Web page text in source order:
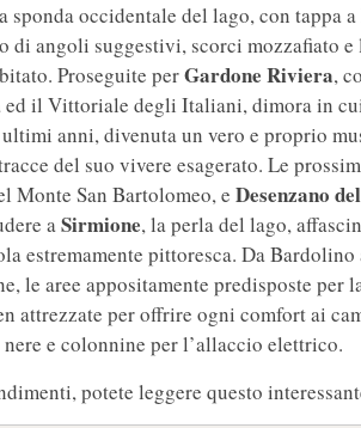
occidentale del lago, con tappa a
di angoli suggestivi, scorci mozzafiato
Proseguite perGardone Riviera,
il Vittoriale degli Italiani, dimora in
anni, divenuta un vero e proprio
del suo vivere esagerato. Le
Monte San Bartolomeo, e Desenzano
aSirmione, la perla del lago,
estremamente pittoresca. Da Bardolino
le aree appositamente predisposte per
attrezzate per offrire ogni comfort ai
e colonnine per l’allaccio elettrico.
potete leggere questo